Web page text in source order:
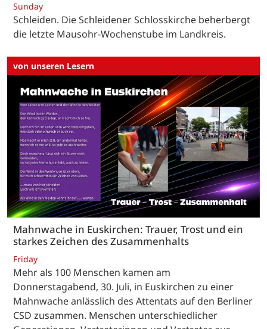
Sunday
Schleiden. Die Schleidener Schlosskirche beherbergt
die letzte Mausohr-Wochenstube im Landkreis.
von unseren Lesern
Mahnwache in Euskirchen: Trauer, Trost und ein
starkes Zeichen des Zusammenhalts
Friday
Mehr als 100 Menschen kamen am
Donnerstagabend, 30. Juli, in Euskirchen zu einer
Mahnwache anlässlich des Attentats auf den Berliner
CSD zusammen. Menschen unterschiedlicher